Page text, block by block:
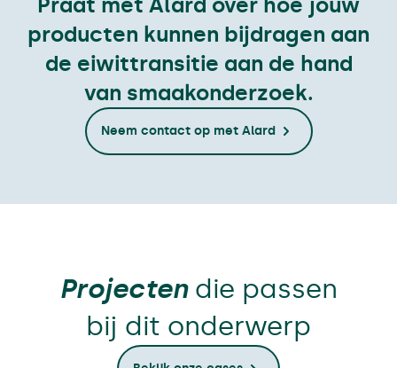
Praat met Alard over hoe jouw
producten kunnen bijdragen aan
de eiwittransitie aan de hand
van smaakonderzoek.
Neem contact op met Alard
Projectendie passen
bij dit onderwerp